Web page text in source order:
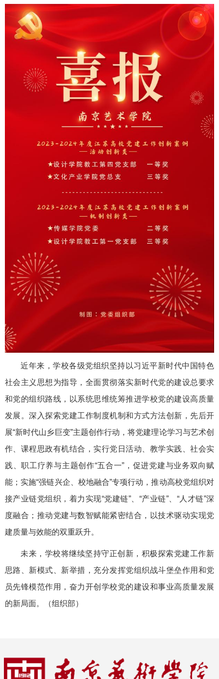
近年来，学校各级党组织坚持以习近平新时代中国特色
社会主义思想为指导，全面贯彻落实新时代党的建设总要求
和党的组织路线，以系统思维统筹推进学校党的建设高质量
发展。深入探索党建工作制度机制和方式方法创新，先后开
展“新时代山乡巨变”主题创作行动，将党建理论学习与艺术创
作、课程思政有机结合，实行党日活动、教学实践、社会实
践、职工疗养与主题创作“五合一”，促进党建与业务双向赋
能；实施“强链兴企、校地融合”专项行动，推动高校党组织对
接产业链党组织，着力实现“党建链”、“产业链”、“人才链”深
度融合；推动党建与数智赋能紧密结合，以技术驱动实现党
建质量与效能的双重跃升。
未来，学校将继续坚持守正创新，积极探索党建工作新
思路、新模式、新举措，充分发挥党组织战斗堡垒作用和党
员先锋模范作用，奋力开创学校党的建设和事业高质量发展
的新局面。（组织部）